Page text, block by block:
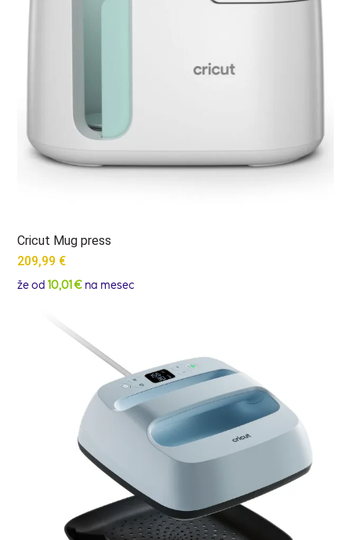
Cricut Mug press
209,99 €
že od10,01 € na mesec